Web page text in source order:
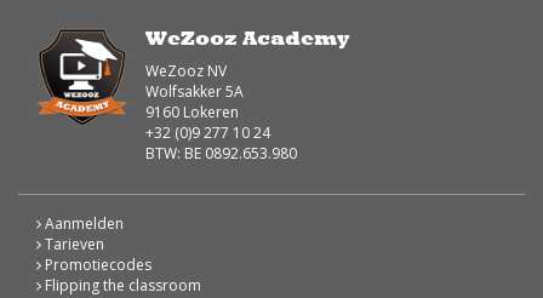
WeZooz Academy
WeZooz NV
Wolfsakker 5A
9160 Lokeren
+32 (0)9 277 10 24
BTW: BE 0892.653.980
Aanmelden
Tarieven
Promotiecodes
Flipping the classroom